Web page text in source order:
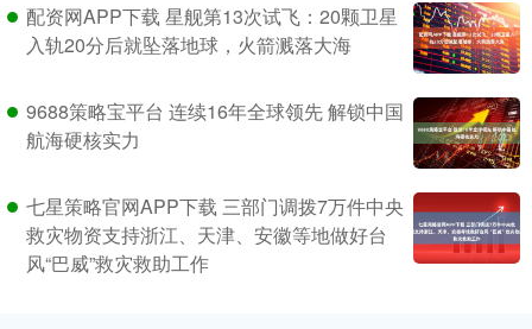
配资网APP下载 星舰第13次试飞：20颗卫星
入轨20分后就坠落地球，火箭溅落大海
9688策略宝平台 连续16年全球领先 解锁中国
航海硬核实力
七星策略官网APP下载 三部门调拨7万件中央
救灾物资支持浙江、天津、安徽等地做好台
风“巴威”救灾救助工作